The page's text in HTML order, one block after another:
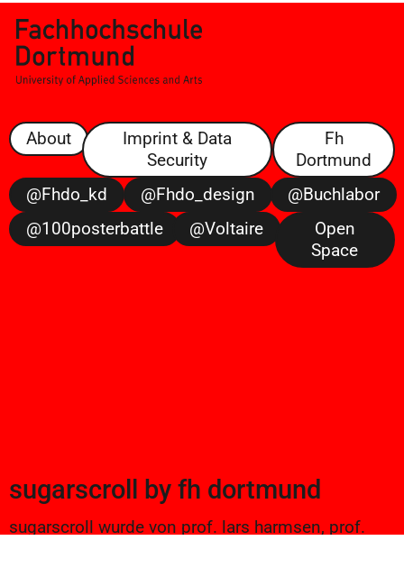
About
Imprint & Data
Security
Fh
Dortmund
@fhdo_kd
@fhdo_design
@buchlabor
@100posterbattle
@voltaire
Open
Space
sugarscroll by fh dortmund
sugarscroll wurde von prof. lars harmsen, prof.